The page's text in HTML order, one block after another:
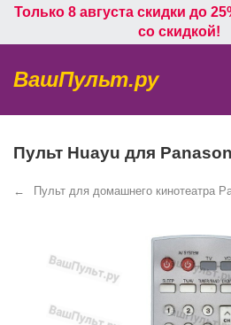
Только 8 августа скидки до
со скидкой!
ВашПульт.ру
Пульт Huayu для
Пульт для домашнего кинотеатра